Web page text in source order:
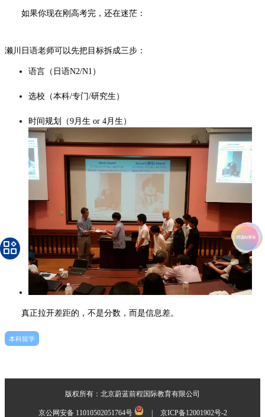
如果你现在刚高考完，还在迷茫：
濑川日语老师可以先把目标拆成三步：
语言（日语N2/N1）
选校（本科/专门/研究生）
时间规划（9月生 or 4月生）
真正拉开差距的，不是分数，而是信息差。
本科留学
版权所有：北京蔚蓝前程国际教育有限公司
京公网安备 11010502051764号 京ICP备12001902号-2